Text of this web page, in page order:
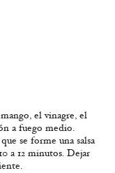
el vinagre, el
a fuego medio.
se forme una salsa
a 12 minutos. Dejar